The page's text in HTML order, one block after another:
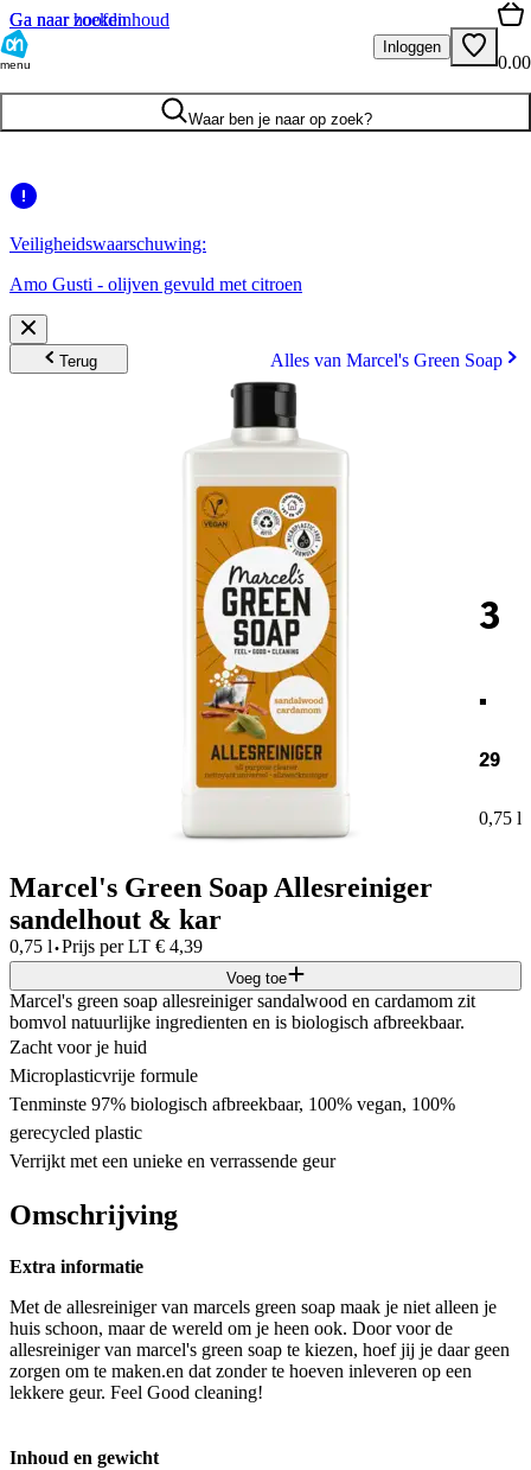
Ga naar hoofdinhoud
Ga naar zoeken
menu
Inloggen
0.00
Waar ben je naar op zoek?
Veiligheidswaarschuwing:
Amo Gusti - olijven gevuld met citroen
Terug Alles van Marcel's Green Soap
3
.
29
0,75 l
Marcel's Green Soap Allesreiniger
sandelhout & kar
0,75 l·Prijs per LT € 4,39
Voeg toe
Marcel's green soap allesreiniger sandalwood en cardamom zit
bomvol natuurlijke ingredienten en is biologisch afbreekbaar.
Zacht voor je huid
Microplasticvrije formule
Tenminste 97% biologisch afbreekbaar, 100% vegan, 100%
gerecycled plastic
Verrijkt met een unieke en verrassende geur
Omschrijving
Extra informatie
Met de allesreiniger van marcels green soap maak je niet alleen je
huis schoon, maar de wereld om je heen ook. Door voor de
allesreiniger van marcel's green soap te kiezen, hoef jij je daar geen
zorgen om te maken.en dat zonder te hoeven inleveren op een
lekkere geur. Feel Good cleaning!
Inhoud en gewicht